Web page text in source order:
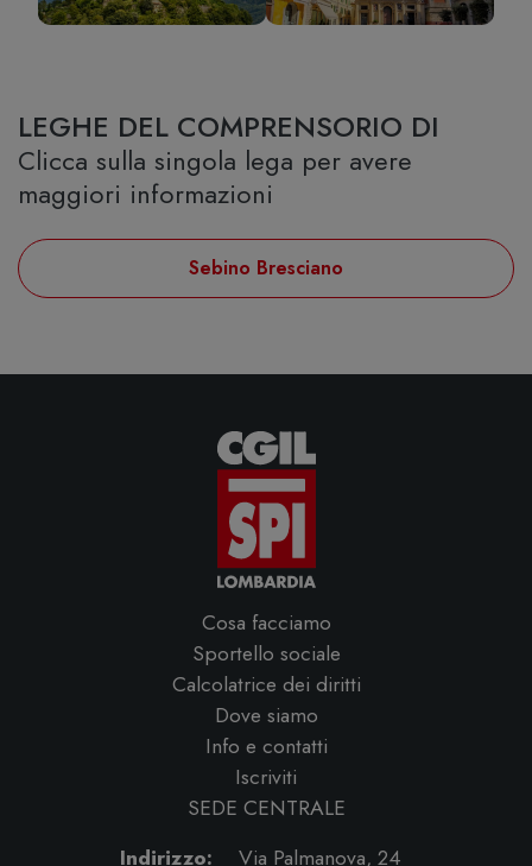
LEGHE DEL COMPRENSORIO DI
Clicca sulla singola lega per avere
maggiori informazioni
Sebino Bresciano
Cosa facciamo
Sportello sociale
Calcolatrice dei diritti
Dove siamo
Info e contatti
Iscriviti
SEDE CENTRALE
Indirizzo:
Via Palmanova, 24